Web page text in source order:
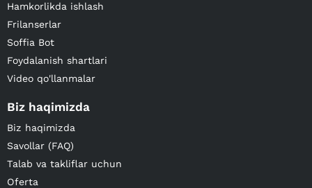
Hamkorlikda ishlash
Frilanserlar
Soffia Bot
Foydalanish shartlari
Video qo'llanmalar
Biz haqimizda
Biz haqimizda
Savollar (FAQ)
Talab va takliflar uchun
Oferta